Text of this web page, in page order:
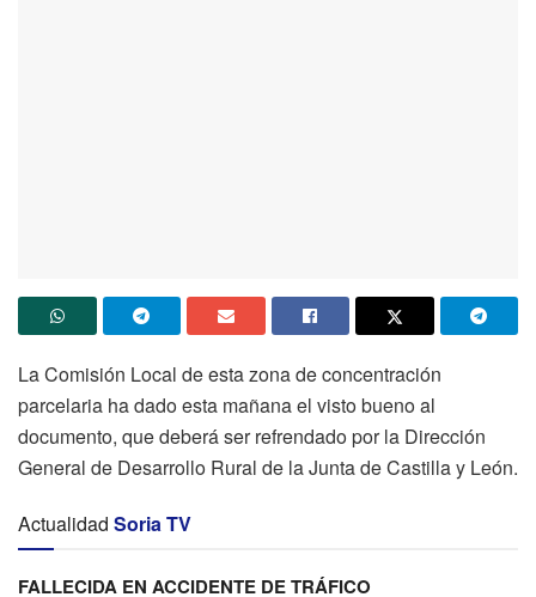
La Comisión Local de esta zona de concentración
parcelaria ha dado esta mañana el visto bueno al
documento, que deberá ser refrendado por la Dirección
General de Desarrollo Rural de la Junta de Castilla y León.
Actualidad Soria TV
FALLECIDA EN ACCIDENTE DE TRÁFICO